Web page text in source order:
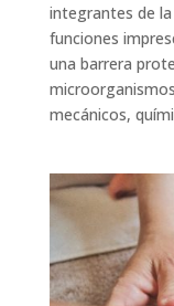
integrantes de
funciones
una barrera
mecánicos,